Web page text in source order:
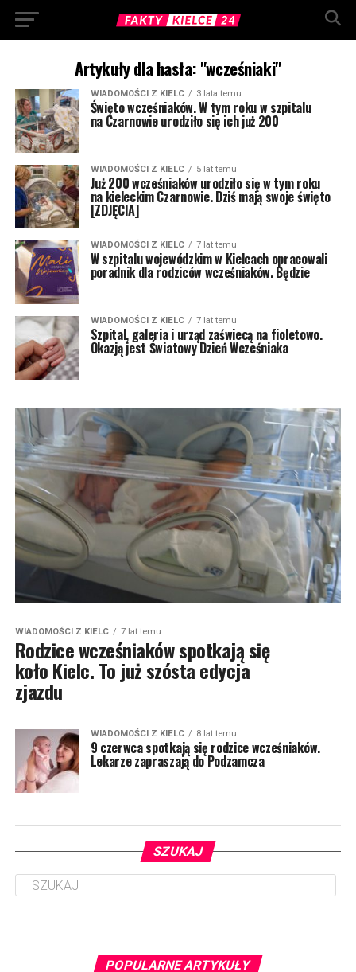
Artykuły dla hasła: "wcześniaki"
WIADOMOŚCI Z KIELC 3 lata temu
Święto wcześniaków. W tym roku w szpitalu
na Czarnowie urodziło się ich już 200
WIADOMOŚCI Z KIELC 5 lat temu
Już 200 wcześniaków urodziło się w tym roku
na kieleckim Czarnowie. Dziś mają swoje święto
[ZDJĘCIA]
WIADOMOŚCI Z KIELC 7 lat temu
W szpitalu wojewódzkim w Kielcach opracowali
poradnik dla rodziców wcześniaków. Będzie
WIADOMOŚCI Z KIELC 7 lat temu
Szpital, galeria i urząd zaświecą na fioletowo.
Okazją jest Światowy Dzień Wcześniaka
WIADOMOŚCI Z KIELC 7 lat temu
Rodzice wcześniaków spotkają się
koło Kielc. To już szósta edycja
zjazdu
WIADOMOŚCI Z KIELC 8 lat temu
9 czerwca spotkają się rodzice wcześniaków.
Lekarze zapraszają do Podzamcza
SZUKAJ
POPULARNE ARTYKUŁY